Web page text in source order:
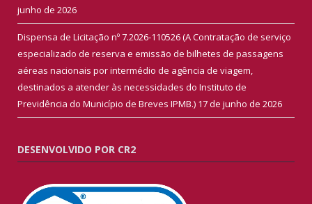
junho de 2026
Dispensa de Licitação nº 7.2026-110526 (A Contratação de serviço
especializado de reserva e emissão de bilhetes de passagens
aéreas nacionais por intermédio de agência de viagem,
destinados a atender às necessidades do Instituto de
Previdência do Município de Breves IPMB.) 17 de junho de 2026
DESENVOLVIDO POR CR2